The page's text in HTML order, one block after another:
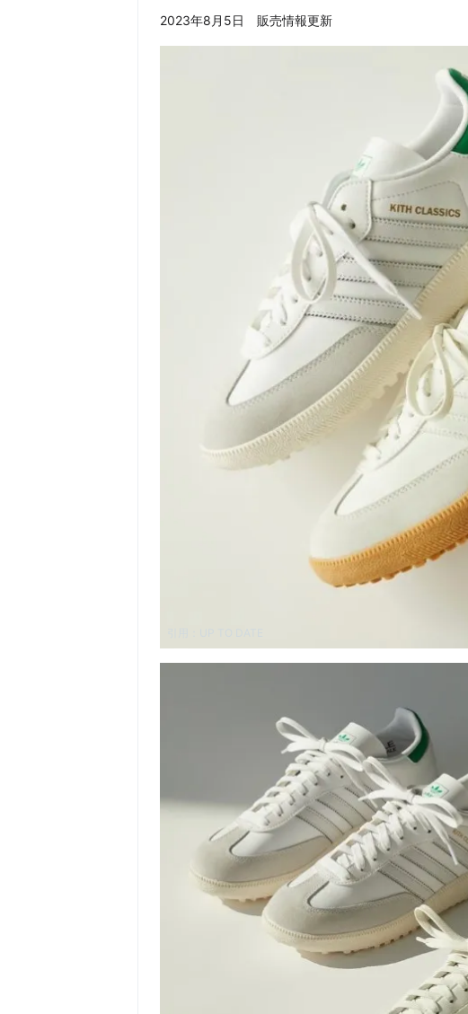
2023年8月5日 販売情報更新